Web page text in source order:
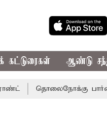
கட்டுரைகள் ஆண்டு
தொலைநோக்கு பார்வையுடன்